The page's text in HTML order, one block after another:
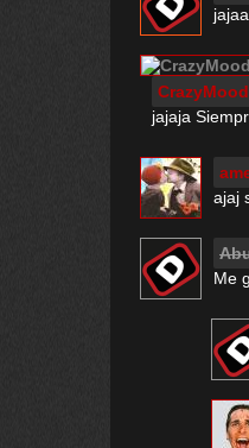
jajaja
ajaj
Me